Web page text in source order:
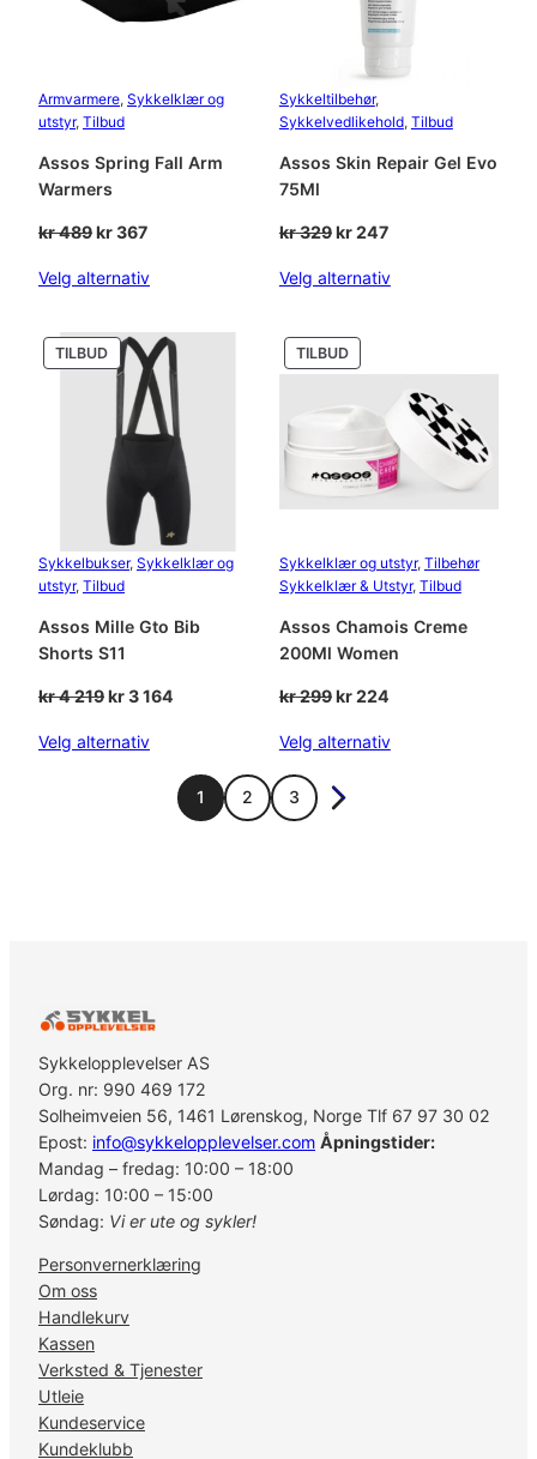
Armvarmere, Sykkelklær og
utstyr, Tilbud
Assos Spring Fall Arm
Warmers
kr489Opprinnelig
var:
kr367Nåværende
er:
Velg alternativ
Sykkeltilbehør
Sykkelvedlikehold, Tilbud
Assos Skin Repair Gel Evo
75Ml
kr329Opprinnelig
var:
kr247Nåværende
er:
Velg alternativ
TILBUDPRODUKT
PÅ
SALG
Sykkelbukser, Sykkelklær og
utstyr, Tilbud
Assos Mille Gto Bib
Shorts S11
kr4 219Opprinnelig
var:
kr3 164
kr 3
164.
Velg alternativ
TILBUDPRODUKT
PÅ
Sykkelklær og utstyr, Tilbehør
Sykkelklær & Utstyr, Tilbud
Assos Chamois Creme
200Ml Women
kr299Opprinnelig
var:
kr224Nåværende
er:
Velg alternativ
1 2 3
Neste
side
Sykkelopplevelser AS
Org. nr: 990 469 172
Solheimveien 56, 1461 Lørenskog, Norge Tlf 67 97 30 02
Epost: info@sykkelopplevelser.com Åpningstider:
Mandag – fredag: 10:00 – 18:00
Lørdag: 10:00 – 15:00
Søndag: Vi er ute og sykler!
Personvernerklæring
Om oss
Handlekurv
Kassen
Verksted & Tjenester
Utleie
Kundeservice
Kundeklubb